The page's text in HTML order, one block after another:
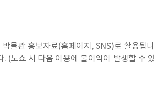
물관 홍보자료(홈페이지, SNS)로 활용됩
(노쇼 시 다음 이용에 불이익이 발생할 수